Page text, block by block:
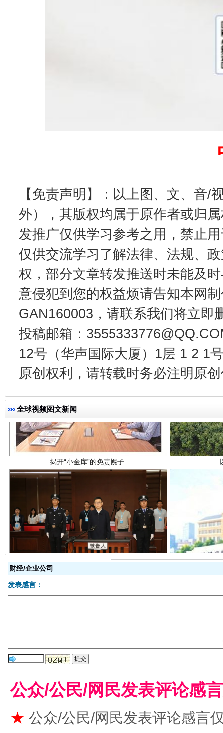
【免责声明】：以上图、文、音/
外），其版权均属于原作者或归
发推广仅供学习参考之用，禁止
仅供交流学习了解法律、法规、
权，部分文章转发推送时未能及
意侵犯到您的权益烦请告知本网
GAN160003，请联系我们将立即
投稿邮箱：
12号（华声国际大厦）1层 1 2 1
原创权利，请转载时务必注明原
全球视频图文新闻
千年窑火 生生不息 一
揭开“小金库”的免责幌子
受贿1.44亿！段成刚被判无期 从幼
全民健身五年计划来了！等你上场
财经/企业公司
发表感言：
公众/公民/网民发表评论感
★ 公众/公民/网民发表评论感言